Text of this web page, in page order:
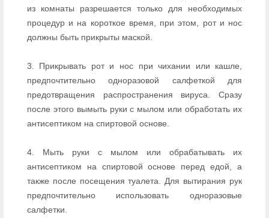
из комнаты разрешается только для необходимых
процедур и на короткое время, при этом, рот и нос
должны быть прикрыты маской.
3. Прикрывать рот и нос при чихании или кашле,
предпочтительно одноразовой салфеткой для
предотвращения распространения вируса. Сразу
после этого вымыть руки с мылом или обработать их
антисептиком на спиртовой основе.
4. Мыть руки с мылом или обрабатывать их
антисептиком на спиртовой основе перед едой, а
также после посещения туалета. Для вытирания рук
предпочтительно использовать одноразовые
салфетки.